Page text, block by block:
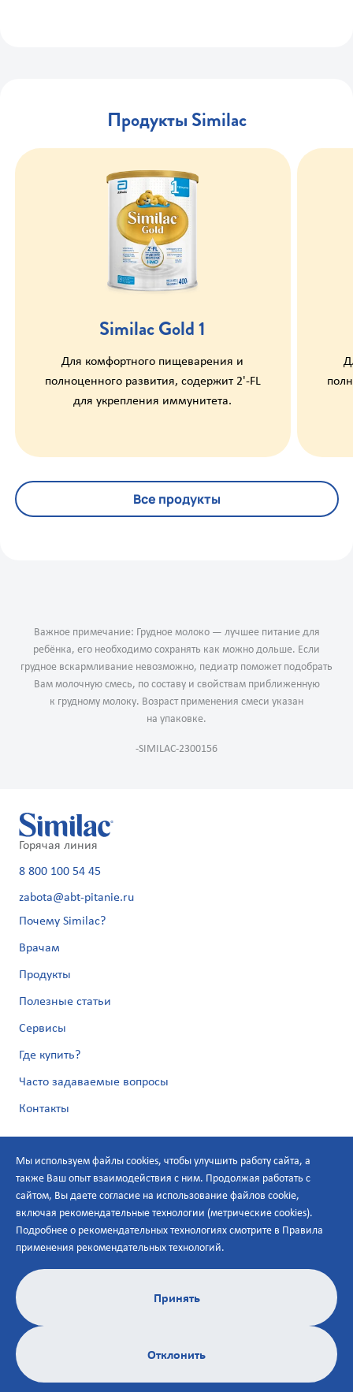
Продукты Similac
Similac Gold 1
Для комфортного пищеварения и
полноценного развития, содержит 2'-FL
для укрепления иммунитета.
Все продукты
Важное примечание: Грудное молоко — лучшее питание для
ребёнка, его необходимо сохранять как можно дольше. Если
грудное вскармливание невозможно, педиатр поможет подобрать
Вам молочную смесь, по составу и свойствам приближенную
к грудному молоку. Возраст применения смеси указан
на упаковке.
-SIMILAC-2300156
Горячая линия
8 800 100 54 45
zabota@abt-pitanie.ru
Почему Similac?
Врачам
Продукты
Полезные статьи
Сервисы
Где купить?
Часто задаваемые вопросы
Контакты
Политика по персональным данным
Правила применения рекомендательных технологий
© 2026 ООО «Эбботт Лэбораториз»
125171, Москва, Ленинградское шоссе, д.16А,
строение 1, БЦ «Метрополис».
Мы используем файлы cookies, чтобы улучшить работу сайта, а
также Ваш опыт взаимодействия с ним. Продолжая работать с
сайтом, Вы даете согласие на использование файлов cookie,
включая рекомендательные технологии (метрические cookies).
Подробнее о рекомендательных технологиях смотрите в Правила
применения рекомендательных технологий.
Принять
Отклонить